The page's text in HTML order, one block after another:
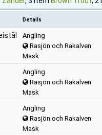
Details
Angling
Rasjön och Rakalven
Mask
Angling
Rasjön och Rakalven
Mask
Angling
Rasjön och Rakalven
Mask